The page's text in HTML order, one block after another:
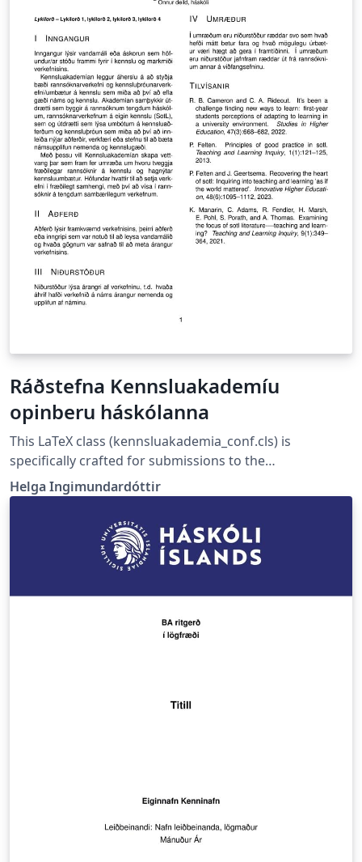
Ráðstefna Kennsluakademíu
opinberu háskólanna
This LaTeX class (kennsluakademia_conf.cls) is
specifically crafted for submissions to the
Kennsluakademía opinberu háskólanna Conference in
Iceland, a Nordic-inspired platform aimed at promoting
educational development and improving teaching
practices within Iceland’s public universities. The
conference brings together educators to foster
innovation. Features: Professional two-column layout
with customizable conference information Author
affiliation and ORCID support Simple integration of
extended abstracts for submission, aligning with the
Helga Ingimundardóttir